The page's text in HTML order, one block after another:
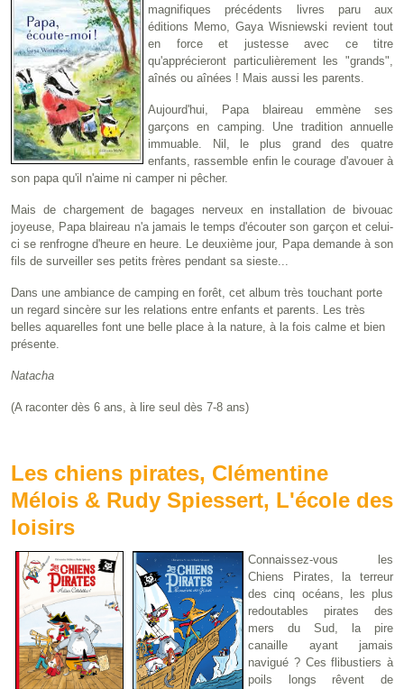
magnifiques précédents livres paru aux
éditions Memo, Gaya Wisniewski revient tout
en force et justesse avec ce titre
qu'apprécieront particulièrement les "grands",
aînés ou aînées ! Mais aussi les parents.
Aujourd'hui, Papa blaireau emmène ses
garçons en camping. Une tradition annuelle
immuable. Nil, le plus grand des quatre
enfants, rassemble enfin le courage d'avouer à
son papa qu'il n'aime ni camper ni pêcher.
Mais de chargement de bagages nerveux en installation de bivouac
joyeuse, Papa blaireau n'a jamais le temps d'écouter son garçon et celui-
ci se renfrogne d'heure en heure. Le deuxième jour, Papa demande à son
fils de surveiller ses petits frères pendant sa sieste...
Dans une ambiance de camping en forêt, cet album très touchant porte
un regard sincère sur les relations entre enfants et parents. Les très
belles aquarelles font une belle place à la nature, à la fois calme et bien
présente.
Natacha
(A raconter dès 6 ans, à lire seul dès 7-8 ans)
Les chiens pirates, Clémentine
Mélois & Rudy Spiessert, L'école des
loisirs
Connaissez-vous les
Chiens Pirates, la terreur
des cinq océans, les plus
redoutables pirates des
mers du Sud, la pire
canaille ayant jamais
navigué ? Ces flibustiers à
poils longs rêvent de